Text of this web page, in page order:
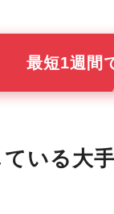
最短1週間
いる大